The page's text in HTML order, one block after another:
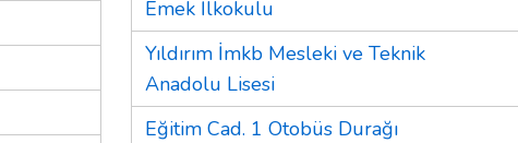
Emek İlkokulu
Yıldırım İmkb Mesleki ve Teknik
Anadolu Lisesi
Eğitim Cad. 1 Otobüs Durağı